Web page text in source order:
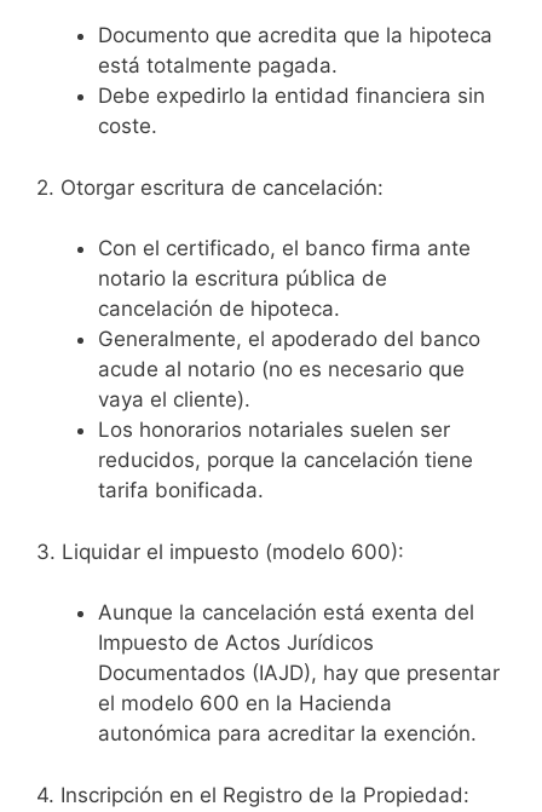
Documento que acredita que la hipoteca
está totalmente pagada.
Debe expedirlo la entidad financiera sin
coste.
2. Otorgar escritura de cancelación:
Con el certificado, el banco firma ante
notario la escritura pública de
cancelación de hipoteca.
Generalmente, el apoderado del banco
acude al notario (no es necesario que
vaya el cliente).
Los honorarios notariales suelen ser
reducidos, porque la cancelación tiene
tarifa bonificada.
3. Liquidar el impuesto (modelo 600):
Aunque la cancelación está exenta del
Impuesto de Actos Jurídicos
Documentados (IAJD), hay que presentar
el modelo 600 en la Hacienda
autonómica para acreditar la exención.
4. Inscripción en el Registro de la Propiedad: